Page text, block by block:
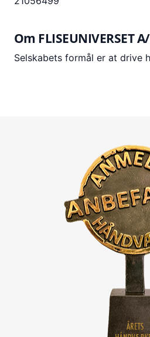
Om FLISEUNIVERSET
Selskabets formål er at drive